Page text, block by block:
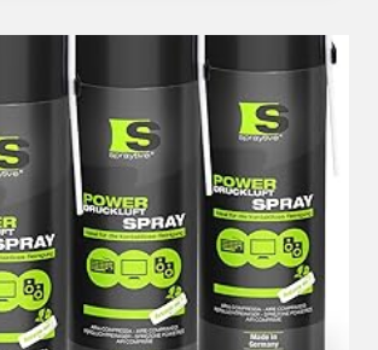
200000
ELECTRIC
DUSTER
MIT
8000
MAH